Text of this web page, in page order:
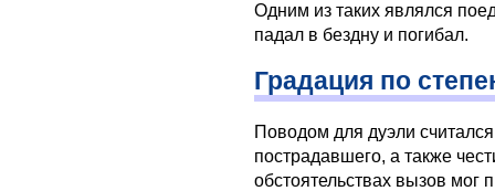
Одним из таких являлся
падал в бездну и погибал.
Градация по
Поводом для дуэли
пострадавшего, а также
обстоятельствах вызов мог